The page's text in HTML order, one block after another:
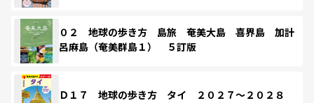
０２ 地球の歩き方 島旅 奄美大島 喜界島 加計
呂麻島（奄美群島１） ５訂版
Ｄ１７ 地球の歩き方 タイ ２０２７～２０２８